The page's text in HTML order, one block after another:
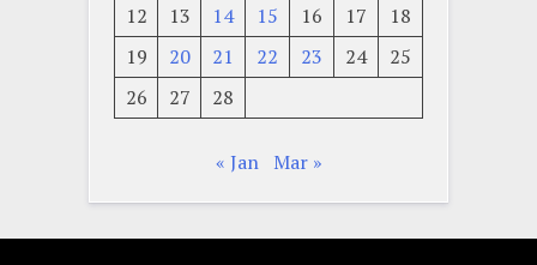
12
13 14 15 16 17
18
19
20 21 22 23 24
25
26
27 28
« Jan Mar »